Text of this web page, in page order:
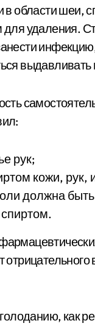
области шеи,
удаления.
рук;
кожи, рук,
должна
как